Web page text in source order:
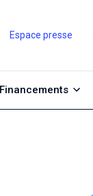
Espace presse
Financements